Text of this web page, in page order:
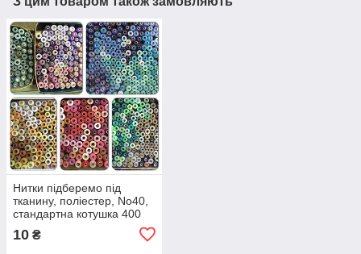
Нитки підберемо під
тканину, поліестер, No40,
стандартна котушка 400
10 ₴